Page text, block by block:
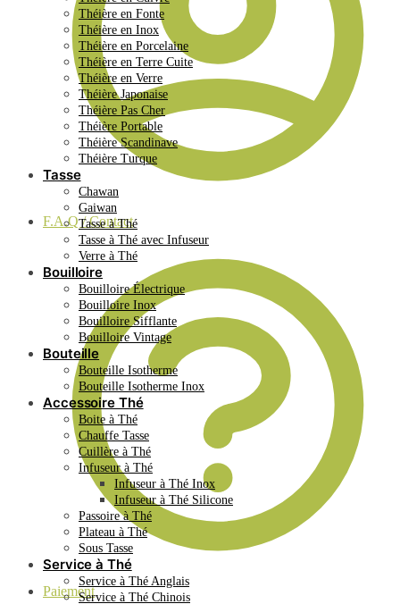
F.A.Q / Contact
Paiement
Théière en Fonte
Théière en Inox
Théière en Porcelaine
Théière en Terre Cuite
Théière en Verre
Théière Japonaise
Théière Pas Cher
Théière Portable
Théière Scandinave
Théière Turque
Tasse
Chawan
Gaiwan
Tasse à Thé
Tasse à Thé avec Infuseur
Verre à Thé
Bouilloire
Bouilloire Électrique
Bouilloire Inox
Bouilloire Sifflante
Bouilloire Vintage
Bouteille
Bouteille Isotherme
Bouteille Isotherme Inox
Accessoire Thé
Boite à Thé
Chauffe Tasse
Cuillère à Thé
Infuseur à Thé
Infuseur à Thé Inox
Infuseur à Thé Silicone
Passoire à Thé
Plateau à Thé
Sous Tasse
Service à Thé
Service à Thé Anglais
Service à Thé Chinois